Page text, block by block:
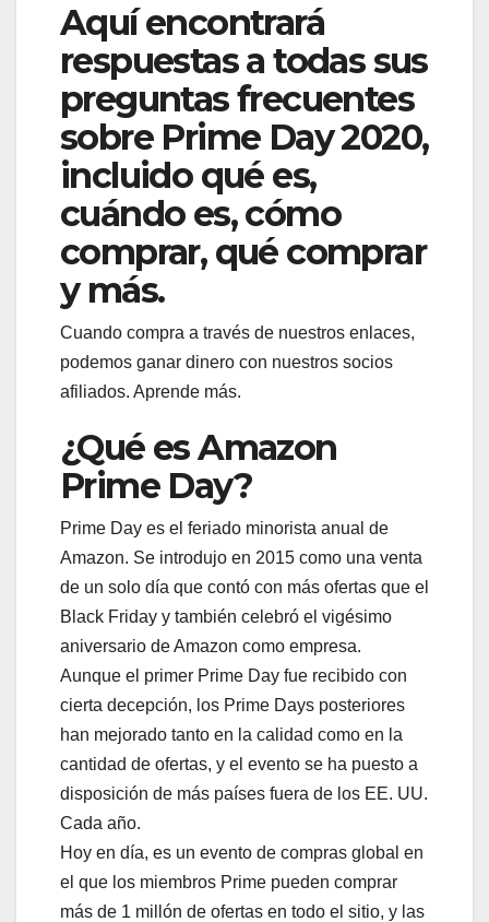
Aquí encontrará
respuestas a todas sus
preguntas frecuentes
sobre Prime Day 2020,
incluido qué es,
cuándo es, cómo
comprar, qué comprar
y más.
Cuando compra a través de nuestros enlaces,
podemos ganar dinero con nuestros socios
afiliados. Aprende más.
¿Qué es Amazon
Prime Day?
Prime Day es el feriado minorista anual de
Amazon. Se introdujo en 2015 como una venta
de un solo día que contó con más ofertas que el
Black Friday y también celebró el vigésimo
aniversario de Amazon como empresa.
Aunque el primer Prime Day fue recibido con
cierta decepción, los Prime Days posteriores
han mejorado tanto en la calidad como en la
cantidad de ofertas, y el evento se ha puesto a
disposición de más países fuera de los EE. UU.
Cada año.
Hoy en día, es un evento de compras global en
el que los miembros Prime pueden comprar
más de 1 millón de ofertas en todo el sitio, y las